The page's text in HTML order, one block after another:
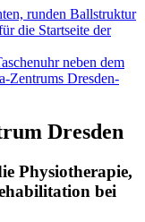
Dresden
Physiotherapie,
bei